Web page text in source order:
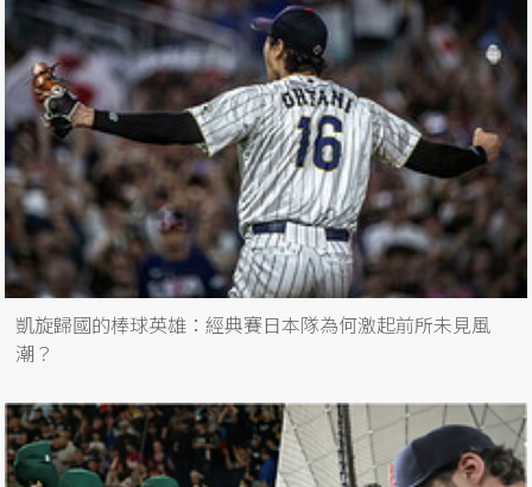
凱旋歸國的棒球英雄：經典賽日本隊為何激起前所未見風
潮？